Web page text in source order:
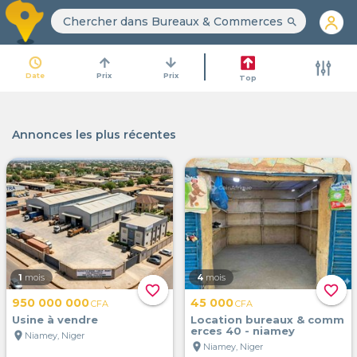
search
access_time
Date
arrow_upward
Prix
arrow_downward
Prix Top
Annonces les plus récentes
favorite_border
1 mois
950 000 000CFA
Usine à vendre
location_on Niamey, Niger
favorite_border
4 mois
45 000CFA
Location bureaux & comm
erces 40 - niamey
location_on Niamey, Niger